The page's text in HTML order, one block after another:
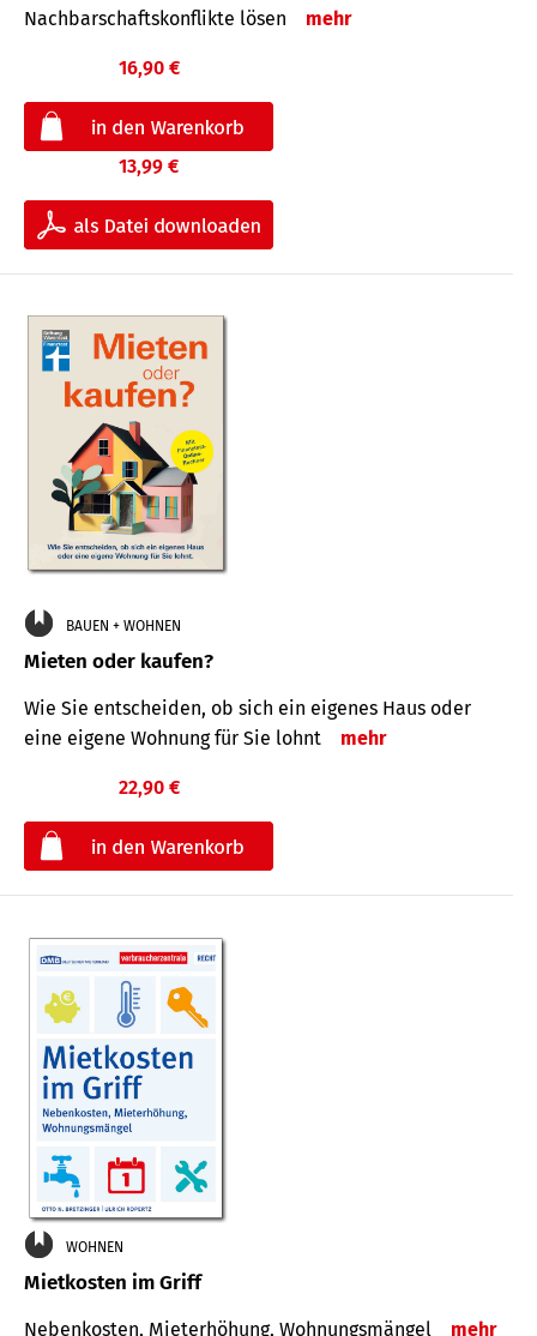
Nach­bar­schafts­konflikte lösen mehr
16,90 €
13,99 €
BAUEN + WOHNEN
Mieten oder kaufen?
Wie Sie entscheiden, ob sich ein eigenes Haus oder
eine eigene Wohnung für Sie lohnt
mehr
22,90 €
WOHNEN
Mietkosten im Griff
Nebenkosten, Mieterhöhung, Wohnungsmängel mehr